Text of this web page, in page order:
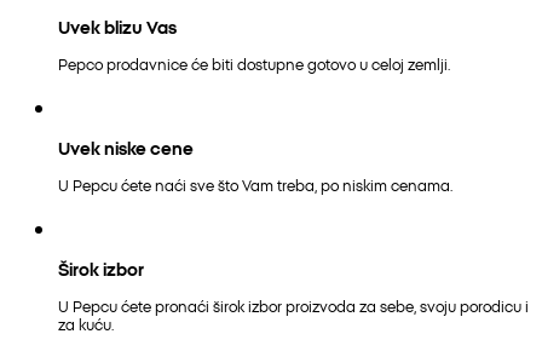
Uvek blizu Vas
Pepco prodavnice će biti dostupne gotovo u celoj zemlji.
Uvek niske cene
U Pepcu ćete naći sve što Vam treba, po niskim cenama.
Širok izbor
U Pepcu ćete pronaći širok izbor proizvoda za sebe, svoju porodicu i
za kuću.